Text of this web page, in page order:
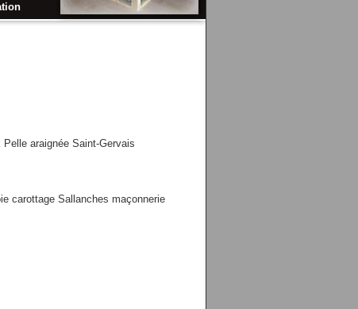
araignée Saint-Gervais
carottage Sallanches maçonnerie